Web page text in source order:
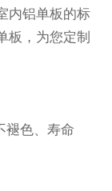
内铝单板的标
板，为您定制
色、寿命